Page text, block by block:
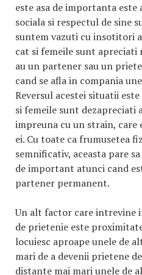
este asa de importanta
sociala si respectul de sine
suntem vazuti cu insotitori
cat si femeile sunt
au un partener sau un
cand se afla in compania
Reversul acestei situatii
si femeile sunt dezapreciati
impreuna cu un strain, care
ei. Cu toate ca frumusetea
semnificativ, aceasta pare
de important atunci cand
partener permanent.
Un alt factor care intrevine
de prietenie este
locuiesc aproape unele de
mari de a devenii prietene
distante mai mari unele de